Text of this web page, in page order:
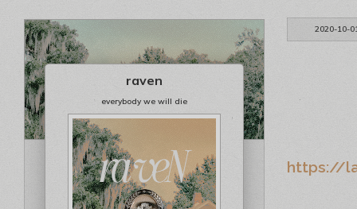
2020-10-
raven
everybody we will die
https://